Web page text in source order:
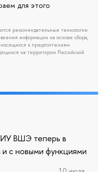
для этого
рекомендательные технологии
информации на основе сбора,
к предпочтениям
на территории Российской
ВШЭ теперь в
с новыми функциями